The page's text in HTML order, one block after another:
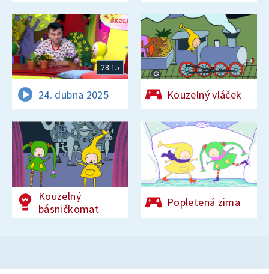
28:15
24. dubna 2025 Kouzelný vláček
Kouzelný
básničkomat
Popletená zima